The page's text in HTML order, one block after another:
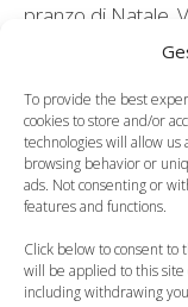
To provide the best
cookies to store and/or
technologies will allow us
browsing behavior or
ads. Not consenting or
features and functions.
Click below to consent to
will be applied to this site
including withdrawing
pranzo di Natale.
Curiosità,